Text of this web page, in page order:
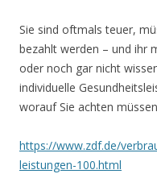
Sie sind oftmals teuer,
bezahlt werden – und ihr
oder noch gar nicht
individuelle
worauf Sie achten
https://www.zdf.de/
leistungen-100.html